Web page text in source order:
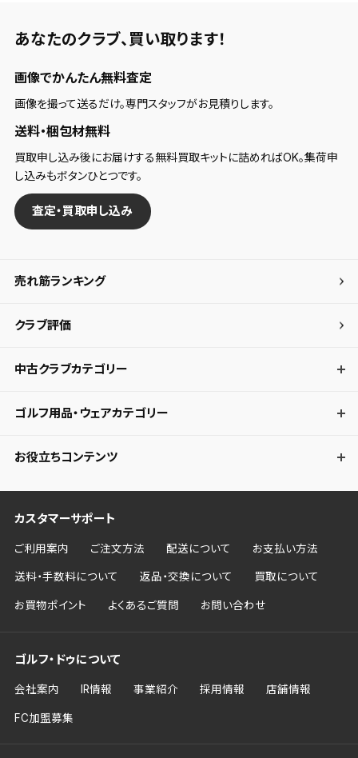
あなたのクラブ、 買い取ります！
画像でかんたん無料査定
画像を撮って送るだけ。専門スタッフがお見積りします。
送料・梱包材無料
買取申し込み後にお届けする無料買取キットに詰めればOK。集荷申
し込みもボタンひとつです。
査定・買取申し込み
売れ筋ランキング
クラブ評価
中古クラブカテゴリー
ゴルフ用品・ウェアカテゴリー
お役立ちコンテンツ
カスタマーサポート
ご利用案内 ご注文方法 配送について お支払い方法
送料・手数料について 返品・交換について 買取について
お買物ポイント よくあるご質問 お問い合わせ
ゴルフ・ドゥについて
会社案内 IR情報 事業紹介 採用情報 店舗情報
FC加盟募集